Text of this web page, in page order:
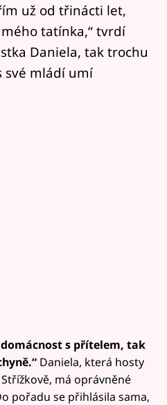
už od třinácti let,
tatínka,“ tvrdí
Daniela, tak trochu
své mládí umí
domácnost s přítelem, tak
Daniela, která hosty
má oprávněné
pořadu se přihlásila sama,